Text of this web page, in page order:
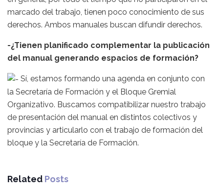
marcado del trabajo, tienen poco conocimiento de sus
derechos. Ambos manuales buscan difundir derechos.
-¿Tienen planificado complementar la publicación
del manual generando espacios de formación?
Sí, estamos formando una agenda en conjunto con
la Secretaría de Formación y el Bloque Gremial
Organizativo. Buscamos compatibilizar nuestro trabajo
de presentación del manual en distintos colectivos y
provincias y articularlo con el trabajo de formación del
bloque y la Secretaría de Formación.
Related Posts